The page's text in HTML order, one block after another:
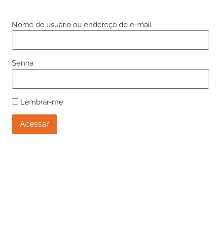
Nome de usuário ou endereço de e-mail
Senha
Lembrar-me